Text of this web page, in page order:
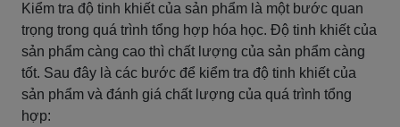
Kiểm tra độ tinh khiết của sản phẩm là một bước quan
trọng trong quá trình tổng hợp hóa học. Độ tinh khiết của
sản phẩm càng cao thì chất lượng của sản phẩm càng
tốt. Sau đây là các bước để kiểm tra độ tinh khiết của
sản phẩm và đánh giá chất lượng của quá trình tổng
hợp: